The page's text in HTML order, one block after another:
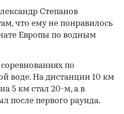
Степанов
что ему не понравилось
Европы по водным
по
воде. На дистанции 10 км
5 км стал 20-м, а в
после первого раунда.